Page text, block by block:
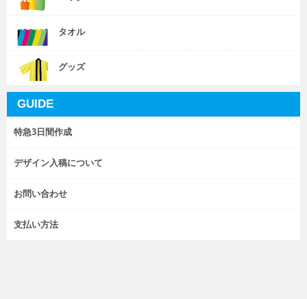
タオル
グッズ
GUIDE
特急3日間作成
デザイン入稿について
お問い合わせ
支払い方法